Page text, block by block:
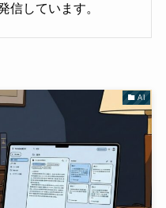
信しています。
AI